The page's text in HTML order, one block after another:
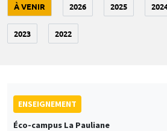
À VENIR 2026 2025
2023 2022
ENSEIGNEMENT
Éco-campus La Pauliane